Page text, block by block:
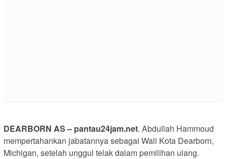
DEARBORN AS – pantau24jam.net. Abdullah Hammoud
mempertahankan jabatannya sebagai Wali Kota Dearborn,
Michigan, setelah unggul telak dalam pemilihan ulang.